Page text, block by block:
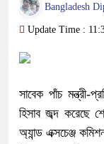
Bangladesh
Update Time :
সাবেক পাঁচ মন্ত্রী-
হিসাব জব্দ করেছে
অ্যান্ড এক্সচেঞ্জ